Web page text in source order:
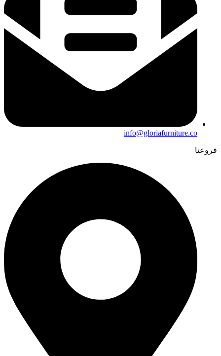
info@gloriafurniture.co
فروعنا